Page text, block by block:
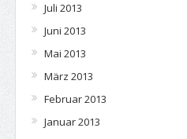
Juli 2013
Juni 2013
Mai 2013
März 2013
Februar 2013
Januar 2013